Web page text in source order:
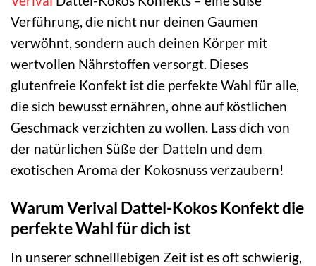
Verführung, die nicht nur deinen Gaumen
verwöhnt, sondern auch deinen Körper mit
wertvollen Nährstoffen versorgt. Dieses
glutenfreie Konfekt ist die perfekte Wahl für alle,
die sich bewusst ernähren, ohne auf köstlichen
Geschmack verzichten zu wollen. Lass dich von
der natürlichen Süße der Datteln und dem
exotischen Aroma der Kokosnuss verzaubern!
Warum Verival Dattel-Kokos Konfekt die
perfekte Wahl für dich ist
In unserer schnelllebigen Zeit ist es oft schwierig,